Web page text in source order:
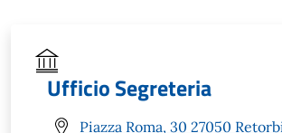
Ufficio Segreteria
Piazza Roma, 30 27050